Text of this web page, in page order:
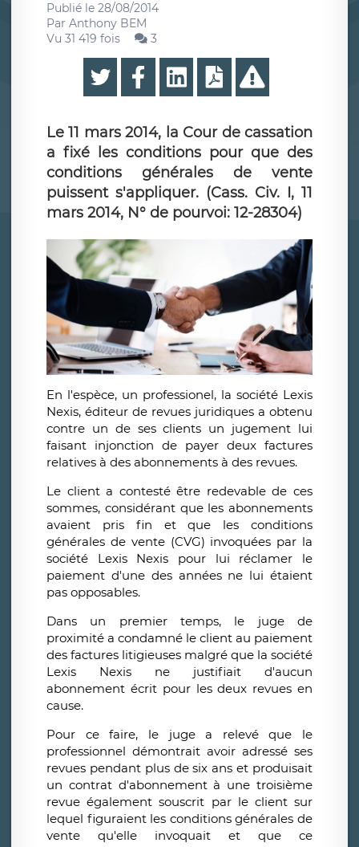
Publié le 28/08/2014
Par Anthony BEM
Vu 31 419 fois
3
Le 11 mars 2014, la Cour de cassation
a fixé les conditions pour que des
conditions générales de vente
puissent s'appliquer. (Cass. Civ. I, 11
mars 2014, N° de pourvoi: 12-28304)
En l'espèce, un professionel, la société Lexis
Nexis, éditeur de revues juridiques a obtenu
contre un de ses clients un jugement lui
faisant injonction de payer deux factures
relatives à des abonnements à des revues.
Le client a contesté être redevable de ces
sommes, considérant que les abonnements
avaient pris fin et que les conditions
générales de vente (CVG) invoquées par la
société Lexis Nexis pour lui réclamer le
paiement d'une des années ne lui étaient
pas opposables.
Dans un premier temps, le juge de
proximité a condamné le client au paiement
des factures litigieuses malgré que la société
Lexis Nexis ne justifiait d'aucun
abonnement écrit pour les deux revues en
cause.
Pour ce faire, le juge a relevé que le
professionnel démontrait avoir adressé ses
revues pendant plus de six ans et produisait
un contrat d'abonnement à une troisième
revue également souscrit par le client sur
lequel figuraient les conditions générales de
vente qu'elle invoquait et que ce